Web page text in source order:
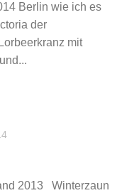
Berlin wie ich es
der
mit
2013 Winterzaun